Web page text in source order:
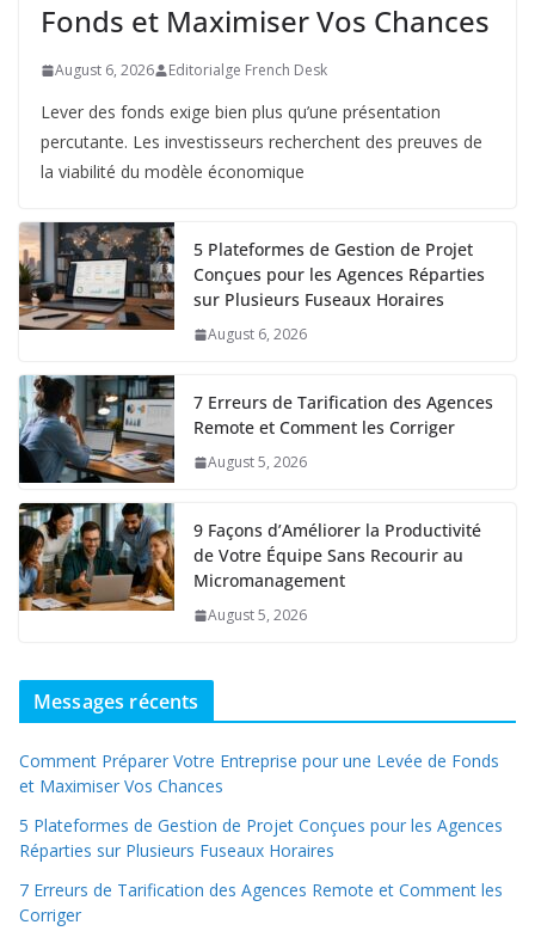
Fonds et Maximiser Vos Chances
August 6, 2026 Editorialge French Desk
Lever des fonds exige bien plus qu’une présentation
percutante. Les investisseurs recherchent des preuves de
la viabilité du modèle économique
5 Plateformes de Gestion de Projet
Conçues pour les Agences Réparties
sur Plusieurs Fuseaux Horaires
August 6, 2026
7 Erreurs de Tarification des Agences
Remote et Comment les Corriger
August 5, 2026
9 Façons d’Améliorer la Productivité
de Votre Équipe Sans Recourir au
Micromanagement
August 5, 2026
Messages récents
Comment Préparer Votre Entreprise pour une Levée de Fonds
et Maximiser Vos Chances
5 Plateformes de Gestion de Projet Conçues pour les Agences
Réparties sur Plusieurs Fuseaux Horaires
7 Erreurs de Tarification des Agences Remote et Comment les
Corriger